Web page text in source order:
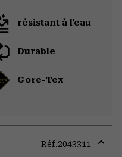
résistant à l'eau
Durable
Gore-Tex
Réf.2043311